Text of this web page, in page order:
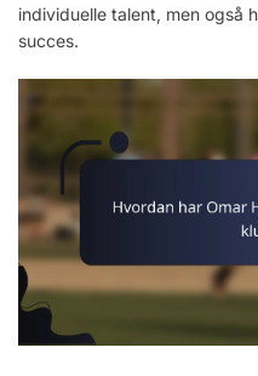
individuelle talent, men også
succes.